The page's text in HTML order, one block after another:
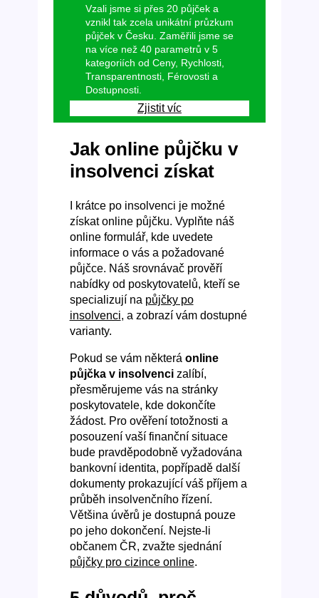
Vzali jsme si přes 20 půjček a
vznikl tak zcela unikátní průzkum
půjček v Česku. Zaměřili jsme se
na více než 40 parametrů v 5
kategoriích od Ceny, Rychlosti,
Transparentnosti, Férovosti a
Dostupnosti.
Zjistit víc
Jak online půjčku v
insolvenci získat
I krátce po insolvenci je možné
získat online půjčku. Vyplňte náš
online formulář, kde uvedete
informace o vás a požadované
půjčce. Náš srovnávač prověří
nabídky od poskytovatelů, kteří se
specializují na půjčky po
insolvenci, a zobrazí vám dostupné
varianty.
Pokud se vám některá online
půjčka v insolvencizalíbí,
přesměrujeme vás na stránky
poskytovatele, kde dokončíte
žádost. Pro ověření totožnosti a
posouzení vaší finanční situace
bude pravděpodobně vyžadována
bankovní identita, popřípadě další
dokumenty prokazující váš příjem a
průběh insolvenčního řízení.
Většina úvěrů je dostupná pouze
po jeho dokončení. Nejste-li
občanem ČR, zvažte sjednání
půjčky pro cizince online.